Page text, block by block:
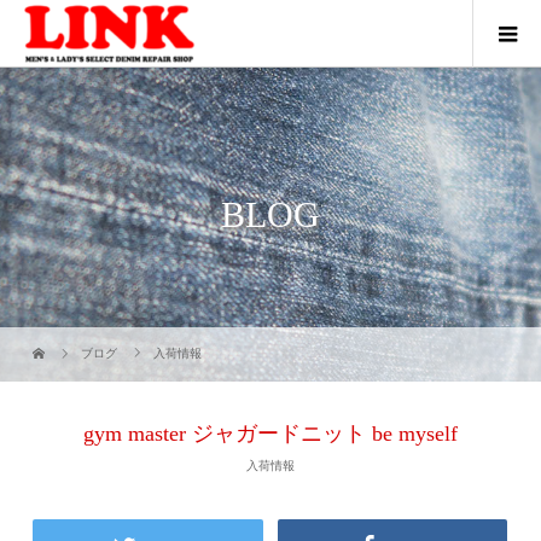
BLOG
ブログ 入荷情報
gym master ジャガードニット be myself
入荷情報